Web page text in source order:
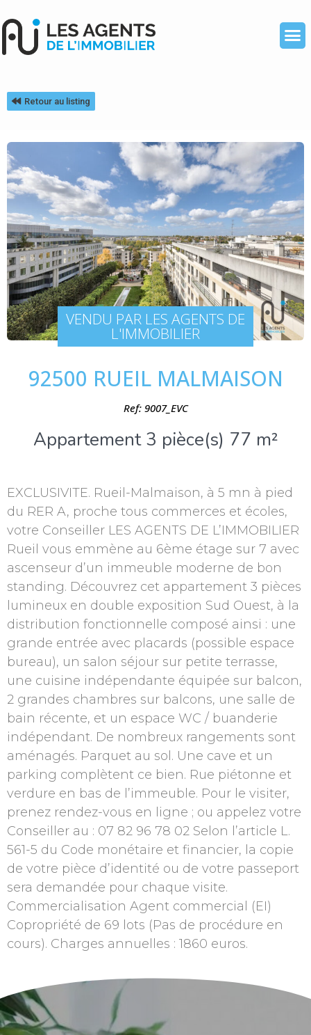
Retour au listing
VENDU PAR LES AGENTS DE
L'IMMOBILIER
92500 RUEIL MALMAISON
Ref: 9007_EVC
Appartement 3 pièce(s) 77 m²
EXCLUSIVITE. Rueil-Malmaison, à 5 mn à pied
du RER A, proche tous commerces et écoles,
votre Conseiller LES AGENTS DE L’IMMOBILIER
Rueil vous emmène au 6ème étage sur 7 avec
ascenseur d’un immeuble moderne de bon
standing. Découvrez cet appartement 3 pièces
lumineux en double exposition Sud Ouest, à la
distribution fonctionnelle composé ainsi : une
grande entrée avec placards (possible espace
bureau), un salon séjour sur petite terrasse,
une cuisine indépendante équipée sur balcon,
2 grandes chambres sur balcons, une salle de
bain récente, et un espace WC / buanderie
indépendant. De nombreux rangements sont
aménagés. Parquet au sol. Une cave et un
parking complètent ce bien. Rue piétonne et
verdure en bas de l’immeuble. Pour le visiter,
prenez rendez-vous en ligne ; ou appelez votre
Conseiller au : 07 82 96 78 02 Selon l’article L.
561-5 du Code monétaire et financier, la copie
de votre pièce d’identité ou de votre passeport
sera demandée pour chaque visite.
Commercialisation Agent commercial (EI)
Copropriété de 69 lots (Pas de procédure en
cours). Charges annuelles : 1860 euros.